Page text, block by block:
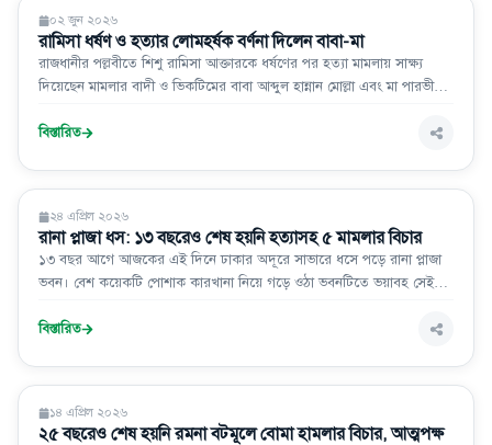
আইন-আদালত
০২ জুন ২০২৬
রামিসা ধর্ষণ ও হত্যার লোমহর্ষক বর্ণনা দিলেন বাবা-মা
রাজধানীর পল্লবীতে শিশু রামিসা আক্তারকে ধর্ষণের পর হত্যা মামলায় সাক্ষ্য
দিয়েছেন মামলার বাদী ও ভিকটিমের বাবা আব্দুল হান্নান মোল্লা এবং মা পারভীন
বিস্তারিত
আইন-আদালত
২৪ এপ্রিল ২০২৬
রানা প্লাজা ধস: ১৩ বছরেও শেষ হয়নি হত্যাসহ ৫ মামলার বিচার
১৩ বছর আগে আজকের এই দিনে ঢাকার অদূরে সাভারে ধসে পড়ে রানা প্লাজা
ভবন। বেশ কয়েকটি পোশাক কারখানা নিয়ে গড়ে ওঠা ভবনটিতে ভয়াবহ সেই
হাজারেরও বেশি মানুষ। এত মানুষের প্রাণহানির ঘটনায় করা হত্যাসহ পাঁচটি
বিস্তারিত
রাজধানী
১৪ এপ্রিল ২০২৬
২৫ বছরেও শেষ হয়নি রমনা বটমূলে বোমা হামলার বিচার, আত্মপক্ষ